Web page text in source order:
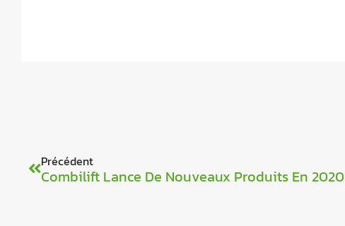
Précédent
Combilift Lance De Nouveaux Produits En 2020